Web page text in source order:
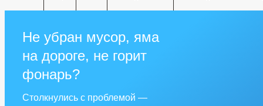
Не убран мусор, яма
на дороге, не горит
фонарь?
Столкнулись с проблемой —